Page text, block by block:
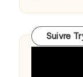
Suivre